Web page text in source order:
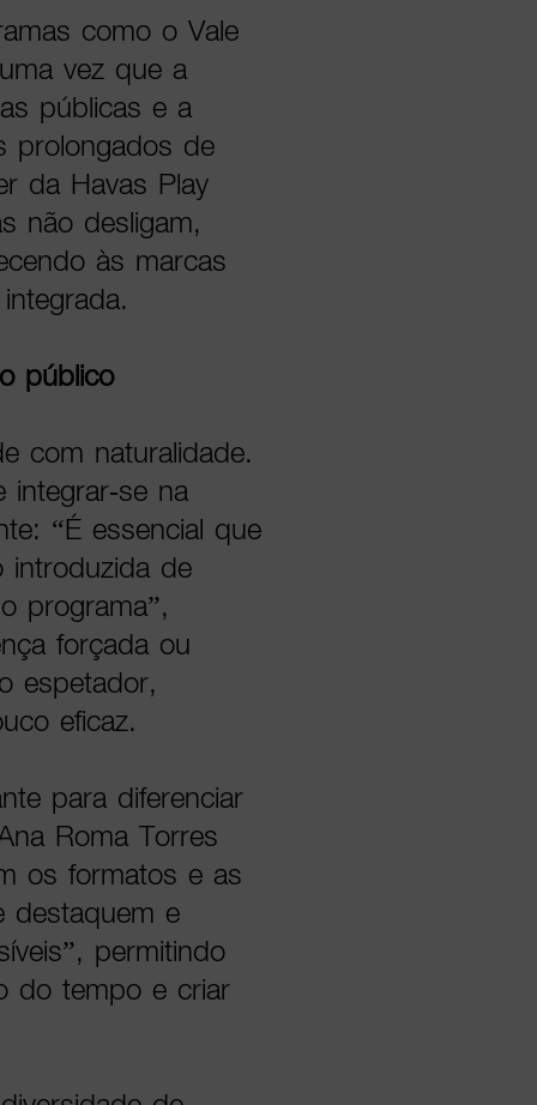
como o Vale
vez que a
públicas e a
prolongados de
da Havas Play
não desligam,
às marcas
público
com naturalidade.
integrar-se na
“É essencial que
introduzida de
programa”,
forçada ou
espetador,
eficaz.
para diferenciar
Roma Torres
os formatos e as
destaquem e
permitindo
do tempo e criar